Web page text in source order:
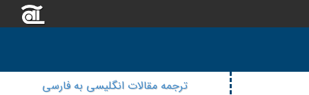
ترجمه مقالات انگلیسی به فارسی